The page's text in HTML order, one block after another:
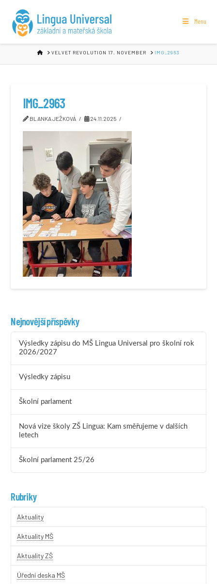
Menu
HOMEVELVET REVOLUTION 17. NOVEMBER IMG_2963
IMG_2963
BLANKA JEŽKOVÁ 24.11.2025
Nejnovější příspěvky
Výsledky zápisu do MŠ Lingua Universal pro školní rok
2026/2027
Výsledky zápisu
Školní parlament
Nová vize školy ZŠ Lingua: Kam směřujeme v dalších
letech
Školní parlament 25/26
Rubriky
Aktuality
Aktuality MŠ
Aktuality ZŠ
Úřední deska MŠ